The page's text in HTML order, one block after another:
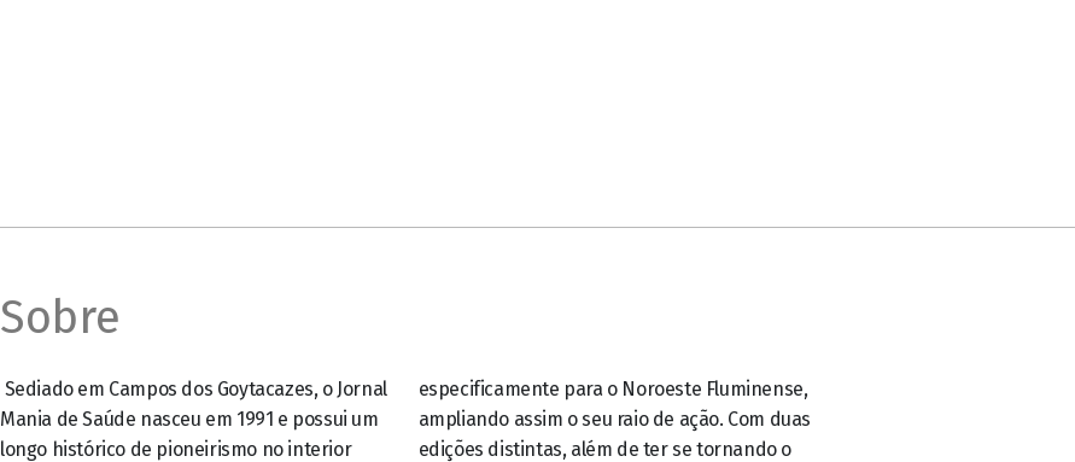
Sobre
Sediado em Campos dos Goytacazes, o Jornal
Mania de Saúde nasceu em 1991 e possui um
longo histórico de pioneirismo no interior
especificamente para o Noroeste Fluminense,
ampliando assim o seu raio de ação. Com duas
edições distintas, além de ter se tornando o